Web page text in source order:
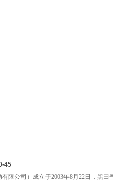
45
有限公司）成立于2003年8月22日，